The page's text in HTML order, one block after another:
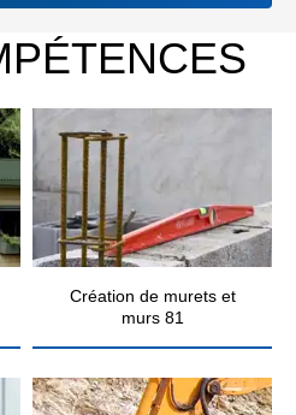
Création de murets et
murs 81